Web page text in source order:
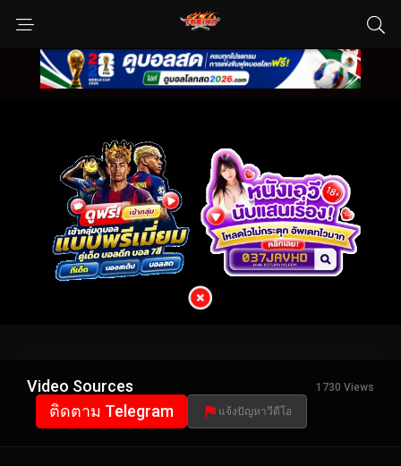
Video Sources 1730 Views
ติดตาม Telegram แจ้งปัญหาวีดีโอ